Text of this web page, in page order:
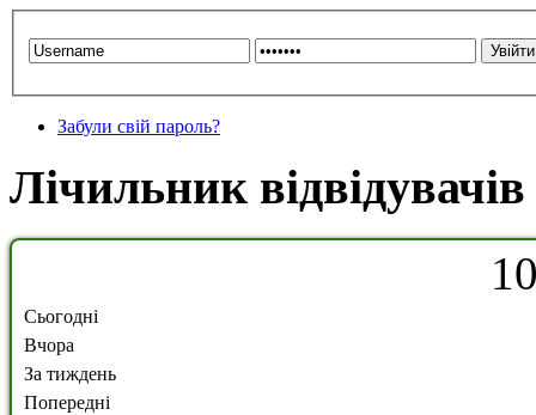
Забули свій пароль?
Лічильник відвідувачів
1
Сьогодні
Вчора
За тиждень
Попередні